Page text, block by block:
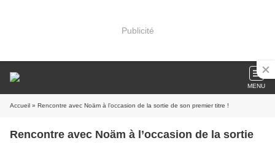
Publicité
MENU
Accueil » Rencontre avec Noäm à l’occasion de la sortie de son premier titre !
Rencontre avec Noäm à l’occasion de la sortie